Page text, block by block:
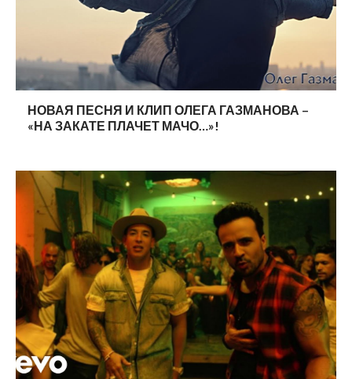
НОВАЯ ПЕСНЯ И КЛИП ОЛЕГА ГАЗМАНОВА –
«НА ЗАКАТЕ ПЛАЧЕТ МАЧО…»!